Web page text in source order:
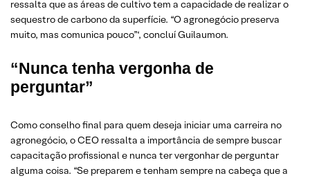
ressalta que as áreas de cultivo tem a capacidade de realizar o
sequestro de carbono da superfície. “O agronegócio preserva
muito, mas comunica pouco”‘, concluí Guilaumon.
“Nunca tenha vergonha de
perguntar”
Como conselho final para quem deseja iniciar uma carreira no
agronegócio, o CEO ressalta a importância de sempre buscar
capacitação profissional e nunca ter vergonhar de perguntar
alguma coisa. “Se preparem e tenham sempre na cabeça que a